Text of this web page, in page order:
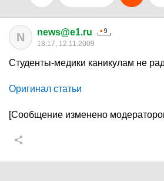
N news@e1.ru
18:17, 12.11.2009
Студенты-медики каникулам не
Оригинал статьи
[Сообщение изменено